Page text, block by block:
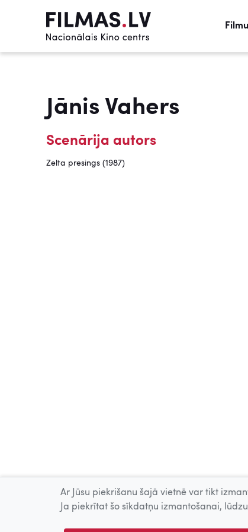
Jānis Vahers
Scenārija autors
Zelta presings (1987)
Ar Jūsu piekrišanu šajā vietnē var tikt
Ja piekrītat šo sīkdatņu izmantošanai,